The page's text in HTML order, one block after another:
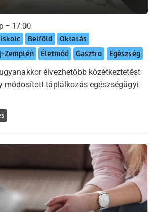
– 17:00
Belföld
Oktatás
Zemplén
Életmód Gasztro Egészség
élvezhetőbb közétkeztetést
módosított táplálkozás-egészségügyi